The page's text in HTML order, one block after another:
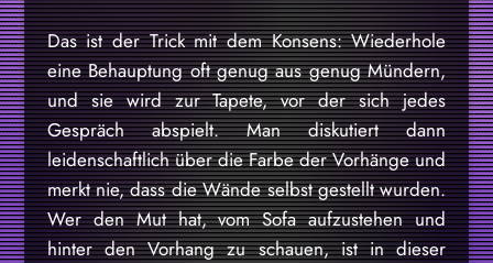
Das ist der Trick mit dem Konsens: Wiederhole
eine Behauptung oft genug aus genug Mündern,
und sie wird zur Tapete, vor der sich jedes
Gespräch abspielt. Man diskutiert dann
leidenschaftlich über die Farbe der Vorhänge und
merkt nie, dass die Wände selbst gestellt wurden.
Wer den Mut hat, vom Sofa aufzustehen und
hinter den Vorhang zu schauen, ist in dieser